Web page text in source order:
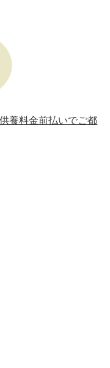
日(水)
15日(木)
16日(木)
27日
5日
日
養料金前払いでご都